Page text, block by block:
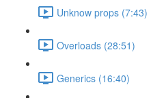
Unknow props (7:43)
Overloads (28:51)
Generics (16:40)